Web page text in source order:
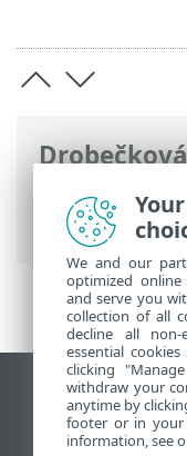
ESET Online
Hub>Právní
Zobrazit verzi
End of Life
We and our
optimized
and serve you
collection of all
decline all non-
essential
clicking
withdraw your
anytime by
footer or in your
information, see